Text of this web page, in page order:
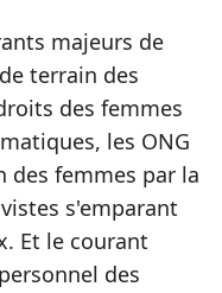
majeurs de
terrain des
des femmes
les ONG
femmes par la
s'emparant
Et le courant
des